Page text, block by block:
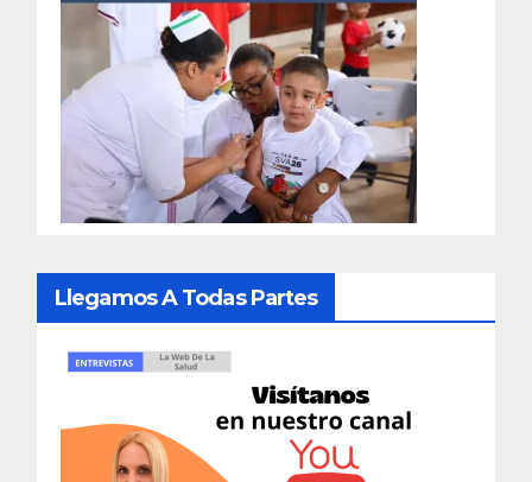
Llegamos A Todas Partes